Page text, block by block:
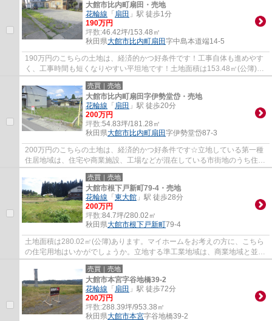
大館市比内町扇田・売地
花輪線 「 扇田 」駅 徒歩1分
190万円
坪数:46.42坪/153.48㎡
秋田県大館市比内町扇田字中島本道端14-5
190万円のこちらの土地は、経済的かつ好条件です！工事自体も進めやす
く、工事時間も短くなりやすい平坦地です！土地面積は153.48㎡(公簿)で
す！駅まで徒歩1分なので、移動時間を短縮...
売買｜売地
大館市比内町扇田字伊勢堂岱・売地
花輪線 「 扇田 」駅 徒歩20分
200万円
坪数:54.83坪/181.28㎡
秋田県大館市比内町扇田字伊勢堂岱87-3
200万円のこちらの土地は、経済的かつ好条件です☆立地している第一種
住居地域は、住宅や商業施設、工場などが混在している市街地のうち住宅
の割合が高い地域です☆こちらの売地は、土地...
売買｜売地
大館市根下戸新町79-4・売地
花輪線 「 東大館 」駅 徒歩28分
200万円
坪数:84.7坪/280.02㎡
秋田県大館市根下戸新町79-4
土地面積は280.02㎡(公簿)あります。マイホームをお考えの方に、こちら
の住宅用地はいかがでしょうか。立地する準工業地域は、商業地域と並ん
で用途の幅が広く、危険性や環境悪化のお...
売買｜売地
大館市本宮字谷地橋39-2
花輪線 「 扇田 」駅 徒歩72分
200万円
坪数:288.39坪/953.38㎡
秋田県大館市本宮字谷地橋39-2